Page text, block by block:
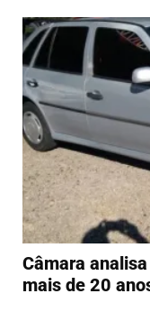
Câmara
mais de 20